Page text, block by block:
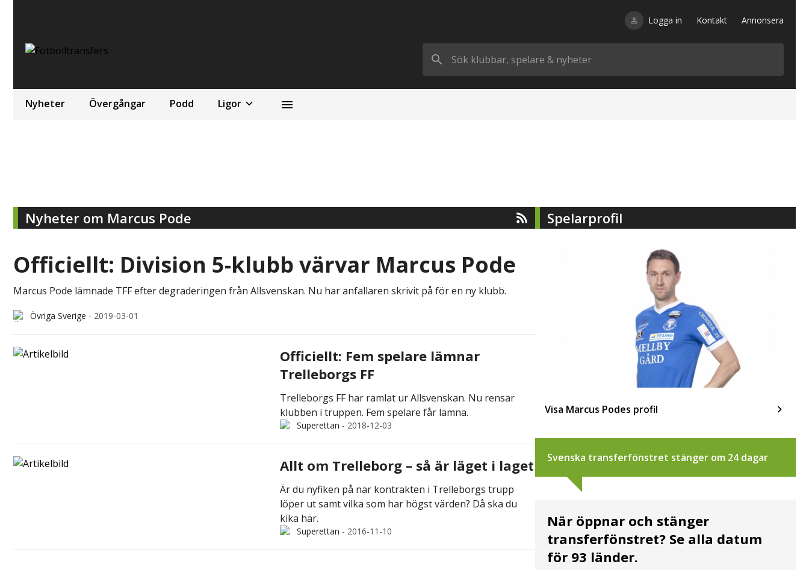
Logga in Kontakt Annonsera
Nyheter Övergångar Podd Ligor
Nyheter om Marcus Pode
Officiellt: Division 5-klubb värvar Marcus Pode
Marcus Pode lämnade TFF efter degraderingen från Allsvenskan. Nu har anfallaren skrivit på för en ny klubb.
Övriga Sverige - 2019-03-01
Officiellt: Fem spelare lämnar
Trelleborgs FF
Trelleborgs FF har ramlat ur Allsvenskan. Nu rensar
klubben i truppen. Fem spelare får lämna.
Superettan - 2018-12-03
Allt om Trelleborg – så är läget i laget
Är du nyfiken på när kontrakten i Trelleborgs trupp
löper ut samt vilka som har högst värden? Då ska du
kika här.
Superettan - 2016-11-10
Spelarprofil
Visa Marcus Podes profil
Svenska transferfönstret stänger om 24 dagar
När öppnar och stänger
transferfönstret? Se alla datum
för 93 länder.